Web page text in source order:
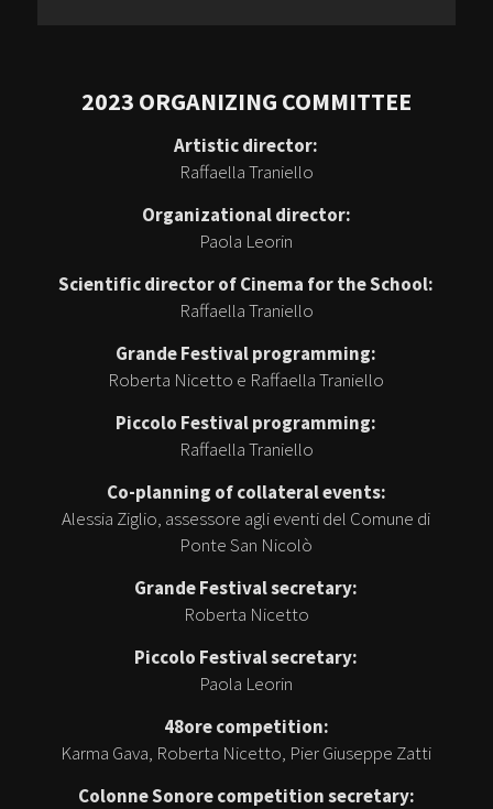
2023 ORGANIZING COMMITTEE
Artistic director:
Raffaella Traniello
Organizational director:
Paola Leorin
Scientific director of Cinema for the School:
Raffaella Traniello
Grande Festival programming:
Roberta Nicetto e Raffaella Traniello
Piccolo Festival programming:
Raffaella Traniello
Co-planning of collateral events:
Alessia Ziglio, assessore agli eventi del Comune di
Ponte San Nicolò
Grande Festival secretary:
Roberta Nicetto
Piccolo Festival secretary:
Paola Leorin
48ore competition:
Karma Gava, Roberta Nicetto, Pier Giuseppe Zatti
Colonne Sonore competition secretary: